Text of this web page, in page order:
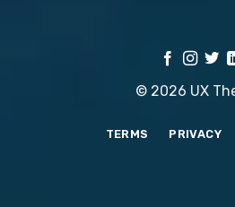
© 2026 UX
TERMS PRIVACY